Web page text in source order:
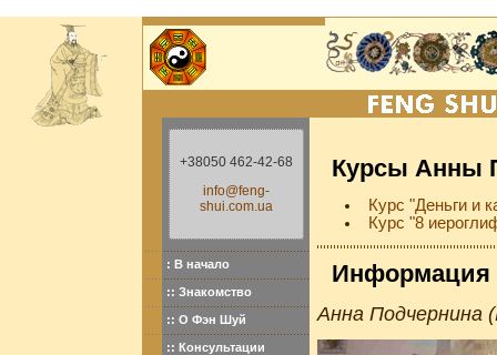
+38050 462-42-68
info@feng-
shui.com.ua
: В начало
:: Знакомство
:: О Фэн Шуй
:: Консультации
Курсы Анны
Курс "Деньги и
Курс "8
Информация
Анна Подчернина